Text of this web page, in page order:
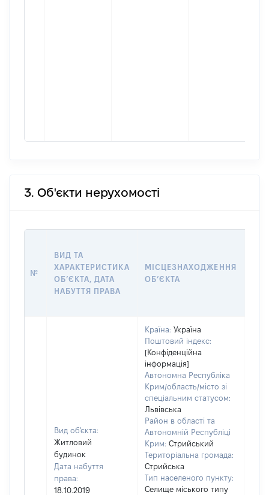
3. Об'єкти нерухомості
№
ВИД ТА
ХАРАКТЕРИСТИКА
ОБʼЄКТА, ДАТА
НАБУТТЯ ПРАВА
МІСЦЕЗНАХОДЖЕННЯ
ОБʼЄКТА
Вид об'єкта:
Житловий
будинок
Дата набуття
права:
18.10.2019
Країна: Україна
Поштовий індекс:
[Конфіденційна
інформація]
Автономна Республіка
Крим/область/місто зі
спеціальним статусом:
Львівська
Район в області та
Автономній Республіці
Крим: Стрийський
Територіальна громада:
Стрийська
Тип населеного пункту:
Селище міського типу